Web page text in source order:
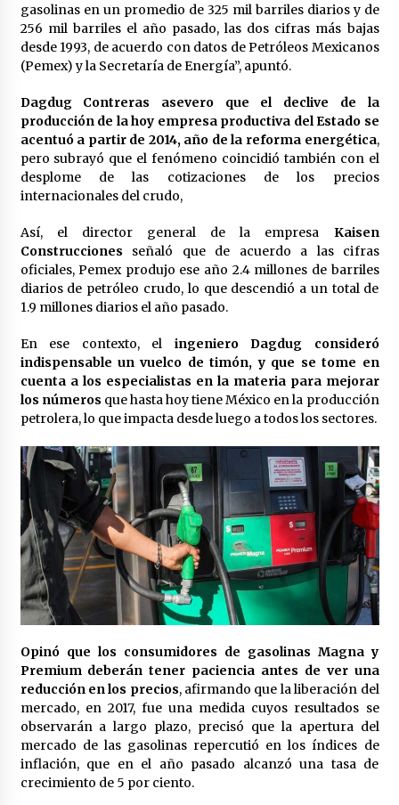
gasolinas en un promedio de 325 mil barriles diarios y de
256 mil barriles el año pasado, las dos cifras más bajas
desde 1993, de acuerdo con datos de Petróleos Mexicanos
(Pemex) y la Secretaría de Energía”, apuntó.
Dagdug Contreras asevero que el declive de la
producción de la hoy empresa productiva del Estado se
acentuó a partir de 2014, año de la reforma energética,
pero subrayó que el fenómeno coincidió también con el
desplome de las cotizaciones de los precios
internacionales del crudo,
Así, el director general de la empresa Kaisen
Construcciones señaló que de acuerdo a las cifras
oficiales, Pemex produjo ese año 2.4 millones de barriles
diarios de petróleo crudo, lo que descendió a un total de
1.9 millones diarios el año pasado.
En ese contexto, el ingeniero Dagdug consideró
indispensable un vuelco de timón, y que se tome en
cuenta a los especialistas en la materia para mejorar
los números que hasta hoy tiene México en la producción
petrolera, lo que impacta desde luego a todos los sectores.
Opinó que los consumidores de gasolinas Magna y
Premium deberán tener paciencia antes de ver una
reducción en los precios, afirmando que la liberación del
mercado, en 2017, fue una medida cuyos resultados se
observarán a largo plazo, precisó que la apertura del
mercado de las gasolinas repercutió en los índices de
inflación, que en el año pasado alcanzó una tasa de
crecimiento de 5 por ciento.